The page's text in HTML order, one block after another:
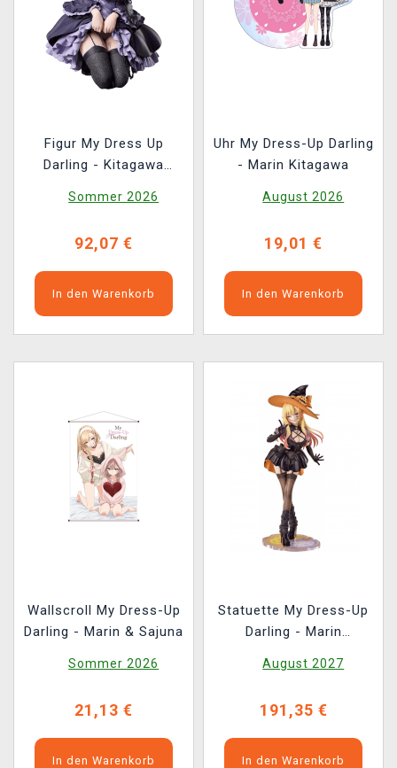
Figur My Dress Up
Darling - Kitagawa
Ver. (Aniplex)
Sommer 2026
92,07 €
In den Warenkorb
Uhr My Dress-Up Darling
- Marin Kitagawa
August 2026
19,01 €
In den Warenkorb
Wallscroll My Dress-Up
Darling - Marin & Sajuna
Sommer 2026
21,13 €
In den Warenkorb
Statuette My Dress-Up
Darling - Marin
Ver. 1/7
August 2027
191,35 €
In den Warenkorb